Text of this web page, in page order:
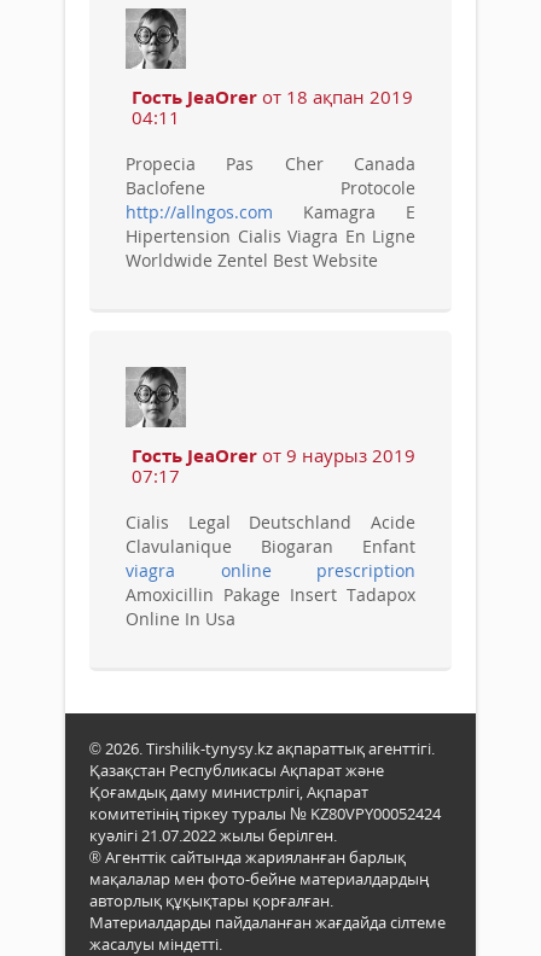
Гость JeaOrer от 18 ақпан 2019
04:11
Propecia Pas Cher Canada
Baclofene Protocole
http://allngos.com Kamagra E
Hipertension Cialis Viagra En Ligne
Worldwide Zentel Best Website
Гость JeaOrer от 9 наурыз 2019
07:17
Cialis Legal Deutschland Acide
Clavulanique Biogaran Enfant
viagra online prescription
Amoxicillin Pakage Insert Tadapox
Online In Usa
© 2026. Tirshilik-tynysy.kz ақпараттық агенттігі.
Қазақстан Республикасы Ақпарат және
Қоғамдық даму министрлігі, Ақпарат
комитетінің тіркеу туралы № KZ80VPY00052424
куәлігі 21.07.2022 жылы берілген.
® Агенттік сайтында жарияланған барлық
мақалалар мен фото-бейне материалдардың
авторлық құқықтары қорғалған.
Материалдарды пайдаланған жағдайда сілтеме
жасалуы міндетті.